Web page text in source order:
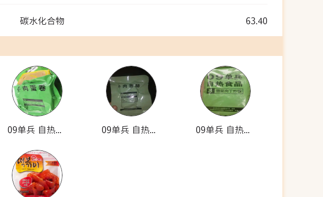
碳水化合物
63.40
09单兵 自热米饭套餐(牛肉蛋卷) 09单兵 自热米饭套餐(牛肉香肠) 09单兵 自热食品(雪菜肉丁炒饭)